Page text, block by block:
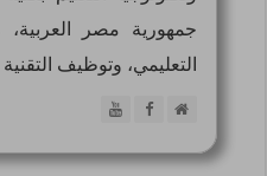
جمهورية مصر العربية،
التعليمي، وتوظيف